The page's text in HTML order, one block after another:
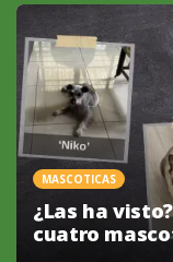
MASCOTICAS
¿Las ha
cuatro